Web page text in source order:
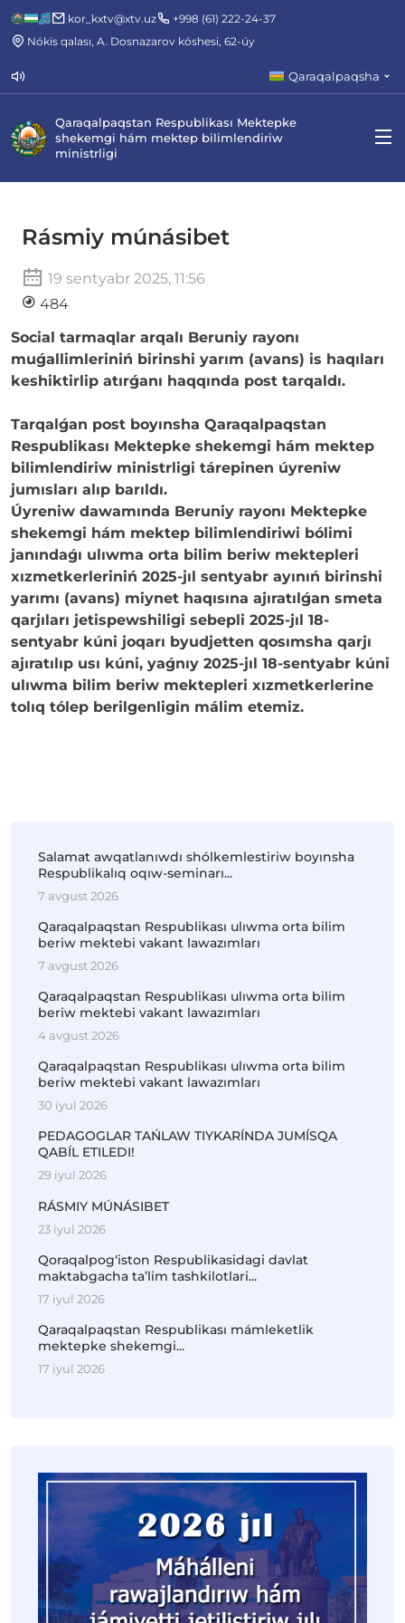
kor_kxtv@xtv.uz
+998 (61) 222-24-37
Nókis qalası, A. Dosnazarov kóshesi, 62-úy
Qaraqalpaqsha
Qaraqalpaqstan Respublikası Mektepke
shekemgi hám mektep bilimlendiriw
ministrligi
Rásmiy múnásibet
19 sentyabr 2025, 11:56
484
Social tarmaqlar arqalı Beruniy rayonı
muǵallimleriniń birinshi yarım (avans) is haqıları
keshiktirlip atırǵanı haqqında post tarqaldı.
Tarqalǵan post boyınsha Qaraqalpaqstan
Respublikası Mektepke shekemgi hám mektep
bilimlendiriw ministrligi tárepinen úyreniw
jumısları alıp barıldı.
Úyreniw dawamında Beruniy rayonı Mektepke
shekemgi hám mektep bilimlendiriwi bólimi
janındaǵı ulıwma orta bilim beriw mektepleri
xızmetkerleriniń 2025-jıl sentyabr ayınıń birinshi
yarımı (avans) miynet haqısına ajıratılǵan smeta
qarjıları jetispewshiligi sebepli 2025-jıl 18-
sentyabr kúni joqarı byudjetten qosımsha qarjı
ajıratılıp usı kúni, yaǵnıy 2025-jıl 18-sentyabr kúni
ulıwma bilim beriw mektepleri xızmetkerlerine
tolıq tólep berilgenligin málim etemiz.
Salamat awqatlanıwdı shólkemlestiriw boyınsha
Respublikalıq oqıw-seminarı...
7 avgust 2026
Qaraqalpaqstan Respublikası ulıwma orta bilim
beriw mektebi vakant lawazımları
7 avgust 2026
Qaraqalpaqstan Respublikası ulıwma orta bilim
beriw mektebi vakant lawazımları
4 avgust 2026
Qaraqalpaqstan Respublikası ulıwma orta bilim
beriw mektebi vakant lawazımları
30 iyul 2026
PEDAGOGLAR TAŃLAW TIYKARÍNDA JUMÍSQA
QABÍL ETILEDI!
29 iyul 2026
RÁSMIY MÚNÁSIBET
23 iyul 2026
Qoraqalpog‘iston Respublikasidagi davlat
maktabgacha ta’lim tashkilotlari...
17 iyul 2026
Qaraqalpaqstan Respublikası mámleketlik
mektepke shekemgi...
17 iyul 2026